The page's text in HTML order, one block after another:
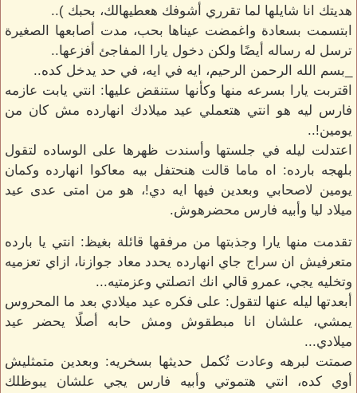
هديتك انا شايلها لما تقرري أشوفك هعطيهالك، بحبك )..
ابتسمت بسعادة واغمضت عيناها بحب، مدت أصابعها الصغيرة
ترسل له رساله أيضًا ولكن دخول يارا المفاجئ أفزعها..
_بسم الله الرحمن الرحيم، ايه في ايه، في حد يدخل كده..
اقتربت يارا بسرعه منها وكأنها ستنقض عليها: انتي يابت عازمه
فارس ليه هو انتي هتعملي عيد ميلادك انهارده مش كان من
يومين!..
اعتدلت ليله في جلستها وأسندت ظهرها على الوساده لتقول
بلهجه بارده: اه ماما قالت هنحتفل بيه معاكوا انهارده وكمان
يومين لاصحابي وبعدين فيها ايه دي!، هو من امتى عدى عيد
ميلاد ليا وأبيه فارس محضرهوش.
تقدمت منها يارا وجذبتها من مرفقها قائلة بغيظ: انتي يا بارده
متعرفيش ان سراج جاي انهارده يحدد معاد جوازنا، ازاي تعزميه
وتخليه يجي، عمرو قالي انك اتصلتي وعزمتيه...
أبعدتها ليله عنها لتقول: على فكره عيد ميلادي بعد ما المحروس
يمشي، علشان انا مبطقوش ومش حابه أصلًا يحضر عيد
ميلادي...
صمتت لبرهه وعادت تُكمل حديثها بسخريه: وبعدين متمثليش
أوي كده، انتي هتموتي وأبيه فارس يجي علشان يبوظلك